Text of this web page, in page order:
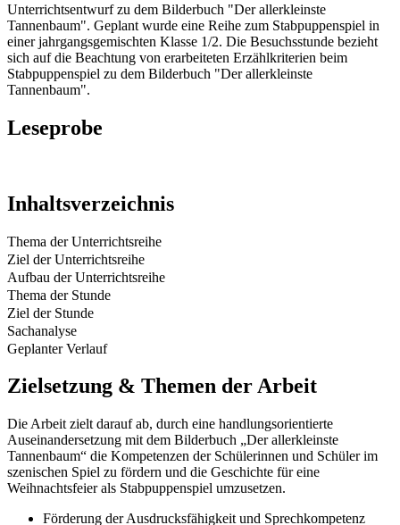
Unterrichtsentwurf zu dem Bilderbuch "Der allerkleinste
Tannenbaum". Geplant wurde eine Reihe zum Stabpuppenspiel in
einer jahrgangsgemischten Klasse 1/2. Die Besuchsstunde bezieht
sich auf die Beachtung von erarbeiteten Erzählkriterien beim
Stabpuppenspiel zu dem Bilderbuch "Der allerkleinste
Tannenbaum".
Leseprobe
Inhaltsverzeichnis
Thema der Unterrichtsreihe
Ziel der Unterrichtsreihe
Aufbau der Unterrichtsreihe
Thema der Stunde
Ziel der Stunde
Sachanalyse
Geplanter Verlauf
Zielsetzung & Themen der Arbeit
Die Arbeit zielt darauf ab, durch eine handlungsorientierte
Auseinandersetzung mit dem Bilderbuch „Der allerkleinste
Tannenbaum“ die Kompetenzen der Schülerinnen und Schüler im
szenischen Spiel zu fördern und die Geschichte für eine
Weihnachtsfeier als Stabpuppenspiel umzusetzen.
Förderung der Ausdrucksfähigkeit und Sprechkompetenz